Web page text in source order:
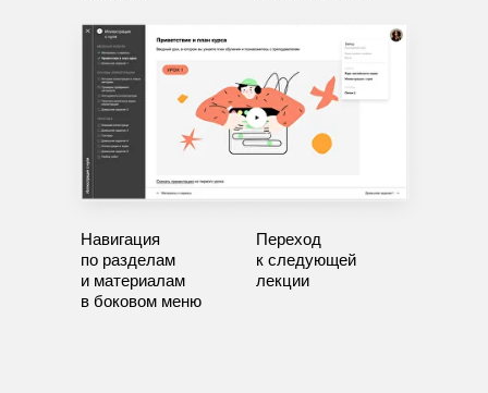
Навигация
по разделам
и материалам
в боковом меню
Переход
к следующей
лекции